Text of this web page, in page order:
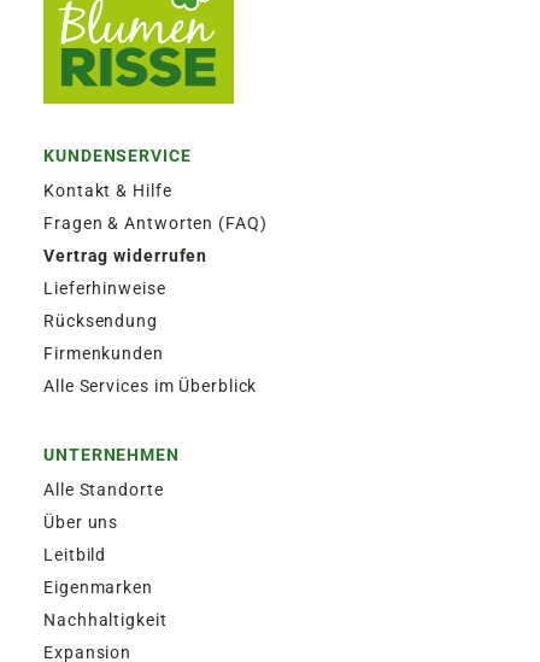
KUNDENSERVICE
Kontakt & Hilfe
Fragen & Antworten (FAQ)
Vertrag widerrufen
Lieferhinweise
Rücksendung
Firmenkunden
Alle Services im Überblick
UNTERNEHMEN
Alle Standorte
Über uns
Leitbild
Eigenmarken
Nachhaltigkeit
Expansion